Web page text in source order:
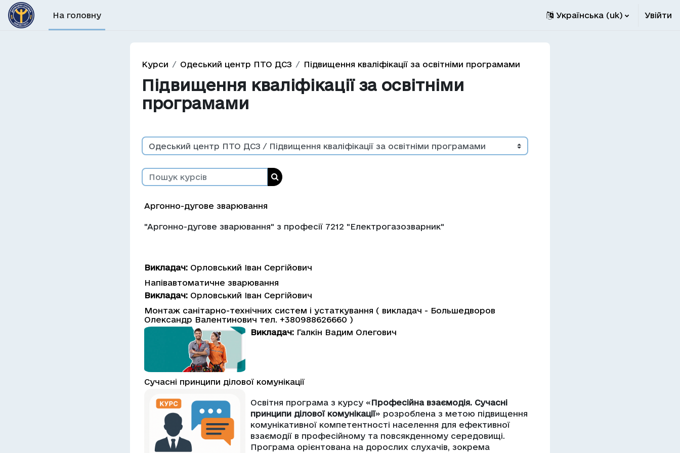
Перейти до головного вмісту
На головну
Українська ‎(uk)‎ Увійти
Курси Одеський центр ПТО ДСЗ Підвищення кваліфікації за освітніми програмами
Підвищення кваліфікації за освітніми
програмами
Категорії курсів
Пошук курсів
Пошук курсів
Аргонно-дугове зварювання
"Аргонно-дугове зварювання" з професії 7212 "Електрогазозварник"
Викладач: Орловський Іван Сергійович
Напівавтоматичне зварювання
Викладач: Орловський Іван Сергійович
Монтаж санітарно-технічних систем і устаткування ( викладач - Большедворов
Олександр Валентинович тел. +380988626660 )
Викладач: Галкін Вадим Олегович
Сучасні принципи ділової комунікації
Освітня програма з курсу «Професійна взаємодія. Сучасні
принципи ділової комунікації» розроблена з метою підвищення
комунікативної компетентності населення для ефективної
взаємодії в професійному та повсякденному середовищі.
Програма орієнтована на дорослих слухачів, зокрема